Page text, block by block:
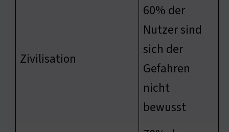
Zivilisation
60% der
Nutzer sind
sich der
Gefahren
nicht
bewusst